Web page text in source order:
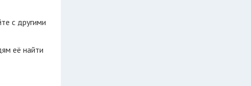
с другими
её найти